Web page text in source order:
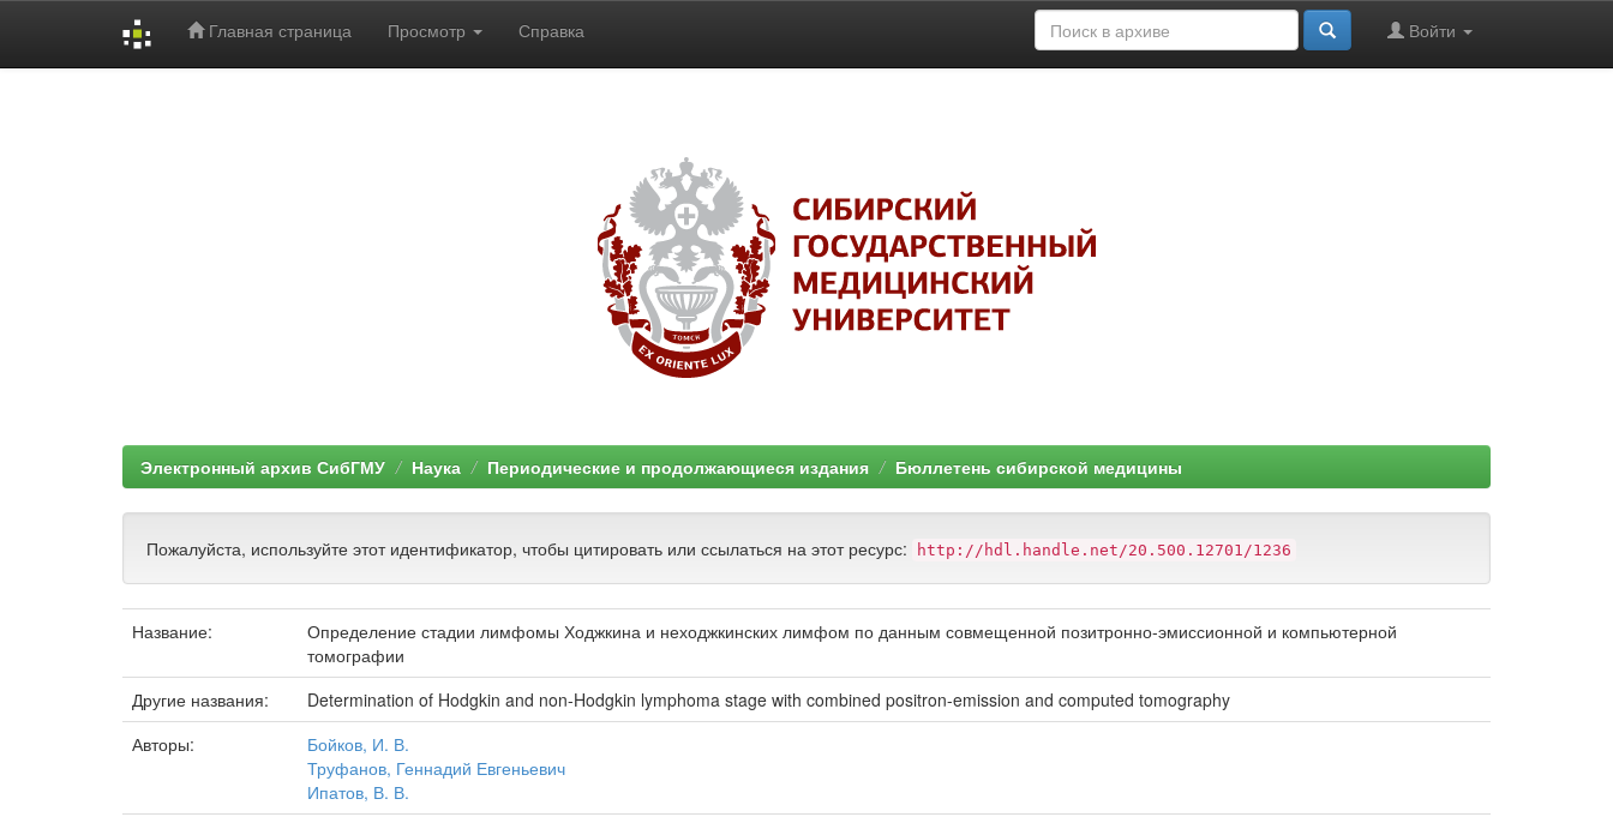
Главная страница Просмотр Справка Войти
Электронный архив СибГМУ Наука Периодические и продолжающиеся издания Бюллетень сибирской медицины
Пожалуйста, используйте этот идентификатор, чтобы цитировать или ссылаться на этот ресурс: http://hdl.handle.net/20.500.12701/1236
Название:
Определение стадии лимфомы Ходжкина и неходжкинских лимфом по данным совмещенной позитронно-эмиссионной и компьютерной
томографии
Другие названия:
Determination of Hodgkin and non-Hodgkin lymphoma stage with combined positron-emission and computed tomography
Авторы:
Бойков, И. В.
Труфанов, Геннадий Евгеньевич
Ипатов, В. В.